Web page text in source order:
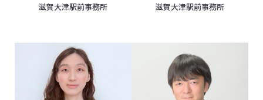
滋賀大津駅前事務所 滋賀大津駅前事務所